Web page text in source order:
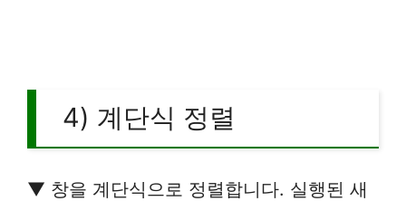
4) 계단식 정렬
▼ 창을 계단식으로 정렬합니다. 실행된 새